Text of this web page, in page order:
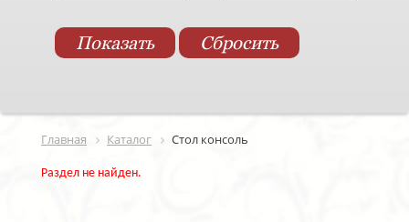
Главная Каталог Стол консоль
Раздел не найден.